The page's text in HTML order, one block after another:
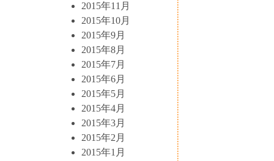
2015年11月
2015年10月
2015年9月
2015年8月
2015年7月
2015年6月
2015年5月
2015年4月
2015年3月
2015年2月
2015年1月